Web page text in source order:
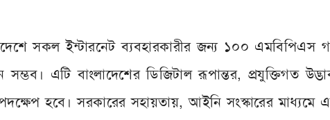
সকল ইন্টারনেট ব্যবহারকারীর জন্য ১০০ এমবিপিএস
সম্ভব। এটি বাংলাদেশের ডিজিটাল রূপান্তর, প্রযুক্তিগত
হবে। সরকারের সহায়তায়, আইনি সংস্কারের মাধ্যমে